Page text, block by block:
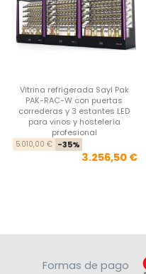
Vitrina refrigerada Sayl Pak
PAK-RAC-W con puertas
correderas y 3 estantes LED
para vinos y hostelería
profesional
5.010,00 € -35%
3.256,50 €
Formas de pago